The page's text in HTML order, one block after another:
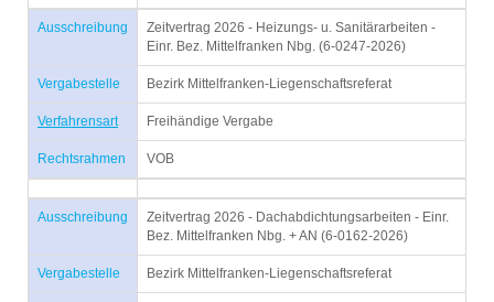
Ausschreibung
Zeitvertrag 2026 - Heizungs- u. Sanitärarbeiten -
Einr. Bez. Mittelfranken Nbg. (6-0247-2026)
Vergabestelle Bezirk Mittelfranken-Liegenschaftsreferat
Verfahrensart Freihändige Vergabe
Rechtsrahmen VOB
Ausschreibung
Zeitvertrag 2026 - Dachabdichtungsarbeiten - Einr.
Bez. Mittelfranken Nbg. + AN (6-0162-2026)
Vergabestelle Bezirk Mittelfranken-Liegenschaftsreferat